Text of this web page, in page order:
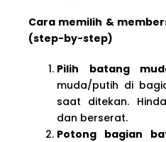
Cara memilih &
(step-by-step)
Pilih batang
muda/putih di
saat ditekan.
dan berserat.
Potong bagian